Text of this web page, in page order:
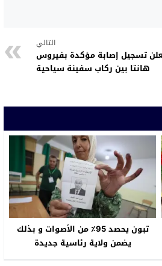
التالي
تسجيل إصابة مؤكدة بفيروس
هانتا بين ركاب سفينة سياحية
تبون يحصد 95٪ من الأصوات و بذلك
يضمن ولاية رئاسية جديدة